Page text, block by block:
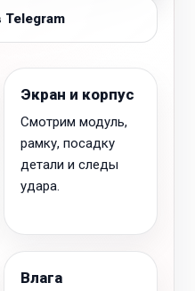
Telegram
Экран и корпус
Смотрим модуль,
рамку, посадку
детали и следы
удара.
Влага